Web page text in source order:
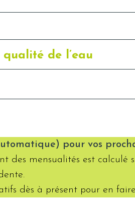
de l’eau
pour vos
des mensualités est calculé
dès à présent pour en